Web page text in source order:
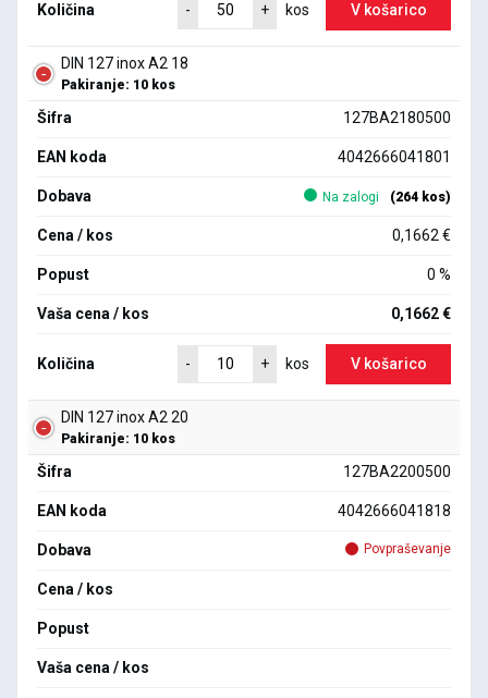
Količina - + kos V košarico
DIN 127 inox A2 18
Pakiranje: 10 kos
Šifra 127BA2180500
EAN koda 4042666041801
Dobava Na zalogi (264 kos)
Cena / kos 0,1662 €
Popust 0 %
Vaša cena / kos 0,1662 €
Količina - + kos V košarico
DIN 127 inox A2 20
Pakiranje: 10 kos
Šifra 127BA2200500
EAN koda 4042666041818
Dobava Povpraševanje
Cena / kos
Popust
Vaša cena / kos